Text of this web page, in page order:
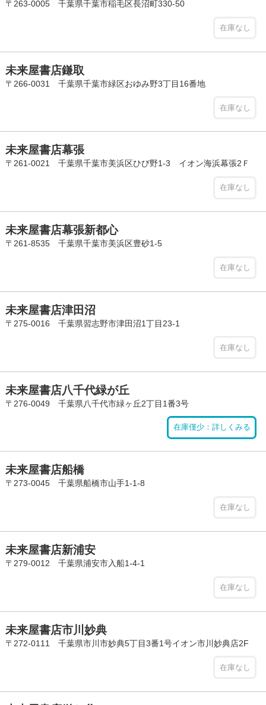
〒263-0005 千葉県千葉市稲毛区長沼町330-50
在庫なし
未来屋書店鎌取
〒266-0031 千葉県千葉市緑区おゆみ野3丁目16番地
在庫なし
未来屋書店幕張
〒261-0021 千葉県千葉市美浜区ひび野1-3 イオン海浜幕張2Ｆ
在庫なし
未来屋書店幕張新都心
〒261-8535 千葉県千葉市美浜区豊砂1-5
在庫なし
未来屋書店津田沼
〒275-0016 千葉県習志野市津田沼1丁目23-1
在庫なし
未来屋書店八千代緑が丘
〒276-0049 千葉県八千代市緑ヶ丘2丁目1番3号
在庫僅少：詳しくみる
未来屋書店船橋
〒273-0045 千葉県船橋市山手1-1-8
在庫なし
未来屋書店新浦安
〒279-0012 千葉県浦安市入船1-4-1
在庫なし
未来屋書店市川妙典
〒272-0111 千葉県市川市妙典5丁目3番1号イオン市川妙典店2F
在庫なし